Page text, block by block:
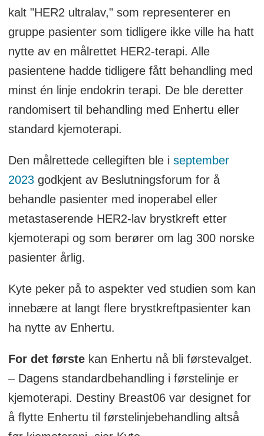
kalt "HER2 ultralav," som representerer en
gruppe pasienter som tidligere ikke ville ha hatt
nytte av en målrettet HER2-terapi. Alle
pasientene hadde tidligere fått behandling med
minst én linje endokrin terapi. De ble deretter
randomisert til behandling med Enhertu eller
standard kjemoterapi.
Den målrettede cellegiften ble i september
2023godkjent av Beslutningsforum for å
behandle pasienter med inoperabel eller
metastaserende HER2-lav brystkreft etter
kjemoterapi og som berører om lag 300 norske
pasienter årlig.
Kyte peker på to aspekter ved studien som kan
innebære at langt flere brystkreftpasienter kan
ha nytte av Enhertu.
For det førstekan Enhertu nå bli førstevalget.
– Dagens standardbehandling i førstelinje er
kjemoterapi. Destiny Breast06 var designet for
å flytte Enhertu til førstelinjebehandling altså